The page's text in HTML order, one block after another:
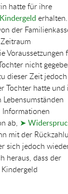
hatte für ihre
erhalten.
der
Voraussetzungen
nicht
dieser Zeit jedoch
Tochter hatte und
Lebensumständen
Informationen
ab, ➤
mit der
sich jedoch
heraus, dass der